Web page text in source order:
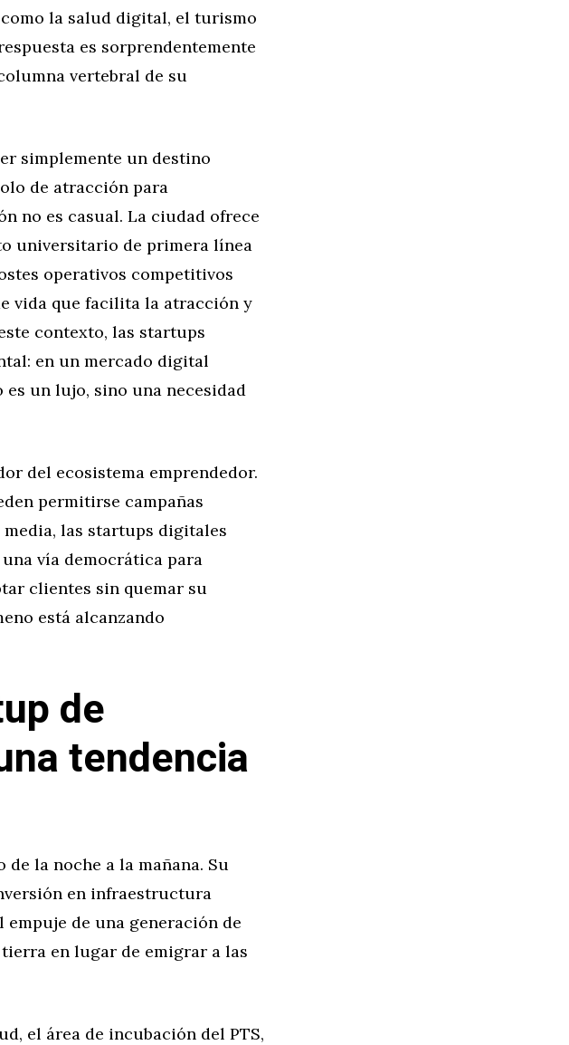
la salud digital, el turismo
es sorprendentemente
vertebral de su
simplemente un destino
de atracción para
no es casual. La ciudad ofrece
universitario de primera línea
operativos competitivos
vida que facilita la atracción y
contexto, las startups
en un mercado digital
un lujo, sino una necesidad
del ecosistema emprendedor.
permitirse campañas
las startups digitales
vía democrática para
clientes sin quemar su
está alcanzando
de
tendencia
la noche a la mañana. Su
en infraestructura
de una generación de
en lugar de emigrar a las
el área de incubación del PTS,